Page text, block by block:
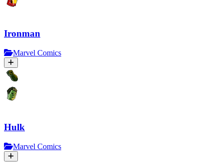
Ironman
Marvel Comics
Hulk
Marvel Comics